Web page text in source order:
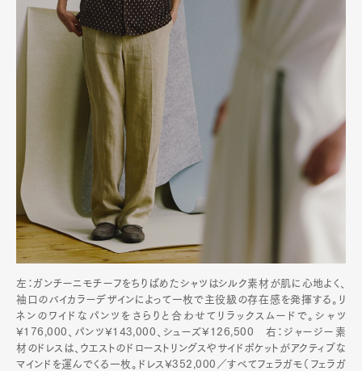
左：ガンチーニモチーフをちりばめたシャツはシルク素材が肌に心地よく、
袖口のバイカラーデザインによって一枚で主役級の存在感を発揮する。リ
ネンのワイドなパンツをさらりと合わせてリラックスムードで。シャツ
¥176,000、パンツ¥143,000、シューズ¥126,500 右：ジャージー素
材のドレスは、ウエストのドローストリングスやサイドポケットがアクティブな
マインドを運んでくる一枚。ドレス¥352,000／すべてフェラガモ（フェラガ